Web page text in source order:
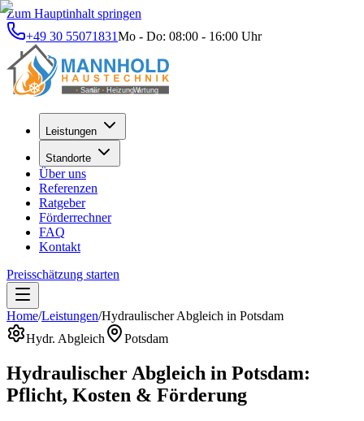
Zum Hauptinhalt springen
+49 30 55071831Mo - Do: 08:00 - 16:00 Uhr
Leistungen
Standorte
Über uns
Referenzen
Ratgeber
Förderrechner
FAQ
Kontakt
Preisschätzung starten
Home/Leistungen/Hydraulischer Abgleich in Potsdam
Hydr. Abgleich
Potsdam
Hydraulischer Abgleich in Potsdam:
Pflicht, Kosten & Förderung